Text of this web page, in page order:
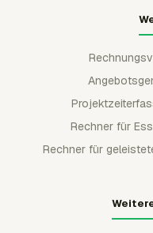
Rechner für
Rechner für